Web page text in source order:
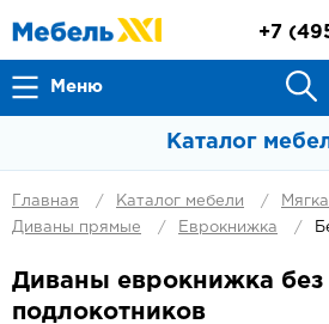
Меню
+7
Каталог
Главная Каталог мебели
Диваны прямые
Еврокнижка
Диваны еврокнижка без
подлокотников